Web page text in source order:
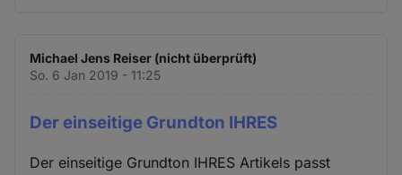
Michael Jens Reiser (nicht überprüft)
So. 6 Jan 2019 - 11:25
Der einseitige Grundton IHRES
Der einseitige Grundton IHRES Artikels passt